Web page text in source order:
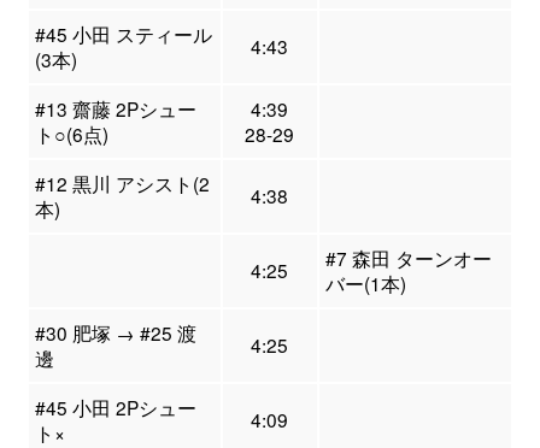
#45 小田 スティール
(3本)
4:43
#13 齋藤 2Pシュー
ト○(6点)
4:39
28-29
#12 黒川 アシスト(2
本)
4:38
4:25
#7 森田 ターンオー
バー(1本)
#30 肥塚 → #25 渡
邊
4:25
#45 小田 2Pシュー
ト×
4:09